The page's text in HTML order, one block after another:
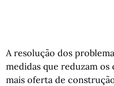
A resolução dos
medidas que reduzam
mais oferta de